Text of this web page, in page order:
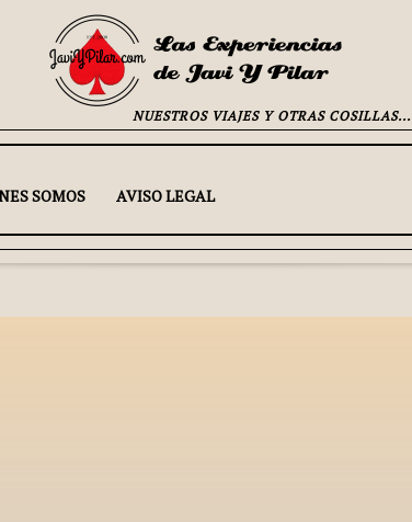
NUESTROS VIAJES Y OTRAS COSILLAS...
SOMOS AVISO LEGAL